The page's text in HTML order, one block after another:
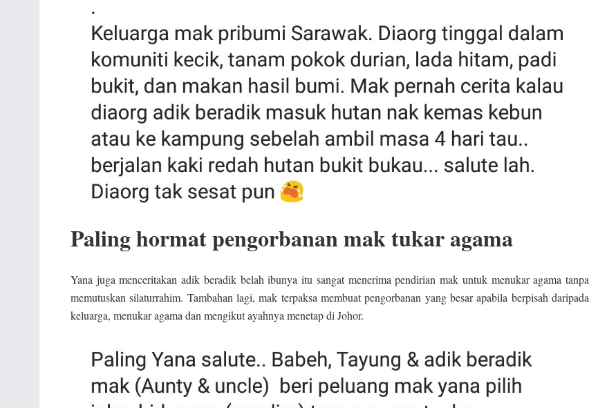
Paling hormat pengorbanan mak tukar agama
Yana juga menceritakan adik beradik belah ibunya itu sangat menerima pendirian mak untuk menukar agama tanpa
memutuskan silaturrahim. Tambahan lagi, mak terpaksa membuat pengorbanan yang besar apabila berpisah daripada
keluarga, menukar agama dan mengikut ayahnya menetap di Johor.